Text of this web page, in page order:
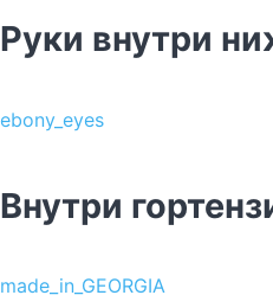
Руки внутри
ebony_eyes
Внутри
made_in_GEORGIA